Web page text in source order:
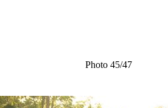
Photo 45/47